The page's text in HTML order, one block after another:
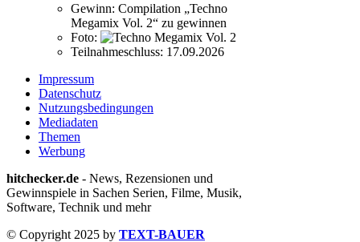
Gewinn: Compilation „Techno
Megamix Vol. 2“ zu gewinnen
Foto:
Teilnahmeschluss: 17.09.2026
Impressum
Datenschutz
Nutzungsbedingungen
Mediadaten
Themen
Werbung
hitchecker.de - News, Rezensionen und
Gewinnspiele in Sachen Serien, Filme, Musik,
Software, Technik und mehr
© Copyright 2025 by TEXT-BAUER